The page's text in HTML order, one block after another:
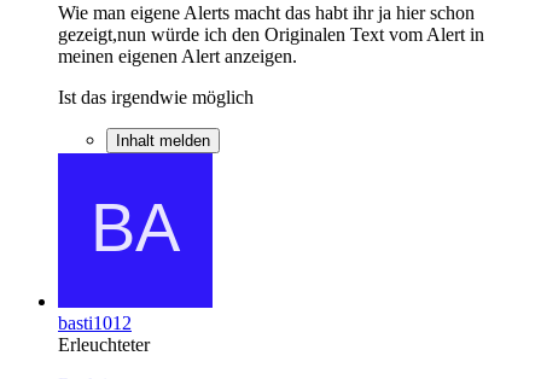
Wie man eigene Alerts macht das habt ihr ja hier schon
gezeigt,nun würde ich den Originalen Text vom Alert in
meinen eigenen Alert anzeigen.
Ist das irgendwie möglich
Inhalt melden
basti1012
Erleuchteter